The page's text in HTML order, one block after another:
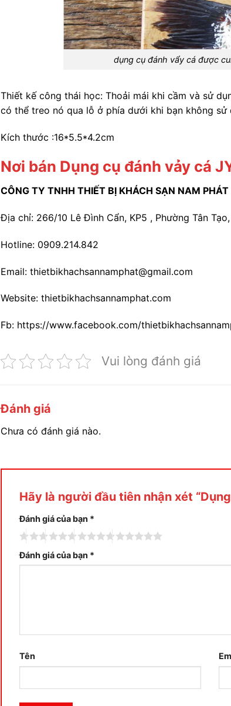
dụng cụ đánh vẩy cá được
Thiết kế công thái học: Thoải mái khi cầm và sử
có thể treo nó qua lỗ ở phía dưới khi bạn không sử
Kích thước :16*5.5*4.2cm
Nơi bán Dụng cụ đánh vảy cá
CÔNG TY TNHH THIẾT BỊ KHÁCH SẠN NAM PHÁT
Địa chỉ: 266/10 Lê Đình Cẩn, KP5 , Phường Tân Tạo,
Hotline: 0909.214.842
Email: thietbikhachsannamphat@gmail.com
Website: thietbikhachsannamphat.com
Fb: https://www.facebook.com/
Vui lòng đánh giá
Đánh giá
Chưa có đánh giá nào.
Hãy là người đầu tiên nhận xét
Đánh giá của bạn *
Đánh giá của bạn *
Tên